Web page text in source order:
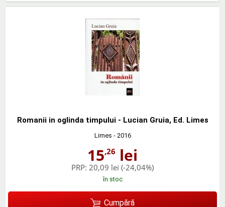
Romanii in oglinda timpului - Lucian Gruia, Ed. Limes
Limes - 2016
15,26 lei
PRP: 20,09 lei (-24,04%)
în stoc
Cumpără